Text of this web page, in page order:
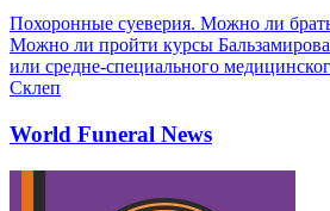
Похоронные суеверия. Можно ли
Можно ли пройти курсы
или средне-специального
Склеп
World Funeral News